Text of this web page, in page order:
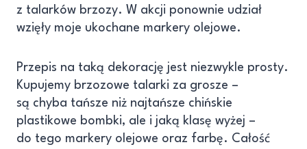
z talarków brzozy. W akcji ponownie udział
wzięły moje ukochane markery olejowe.
Przepis na taką dekorację jest niezwykle prosty.
Kupujemy brzozowe talarki za grosze –
są chyba tańsze niż najtańsze chińskie
plastikowe bombki, ale i jaką klasę wyżej –
do tego markery olejowe oraz farbę. Całość